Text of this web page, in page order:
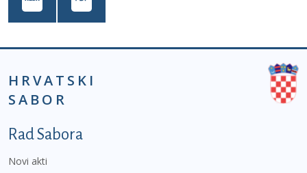
HRVATSKI
SABOR
Podnožje prvi izbornik
Rad Sabora
Novi akti